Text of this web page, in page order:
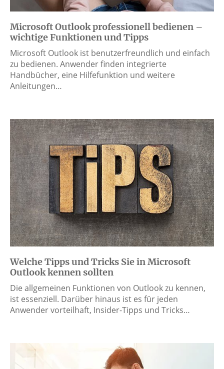
Microsoft Outlook professionell bedienen –
wichtige Funktionen und Tipps
Microsoft Outlook ist benutzerfreundlich und einfach
zu bedienen. Anwender finden integrierte
Handbücher, eine Hilfefunktion und weitere
Anleitungen…
Welche Tipps und Tricks Sie in Microsoft
Outlook kennen sollten
Die allgemeinen Funktionen von Outlook zu kennen,
ist essenziell. Darüber hinaus ist es für jeden
Anwender vorteilhaft, Insider-Tipps und Tricks…